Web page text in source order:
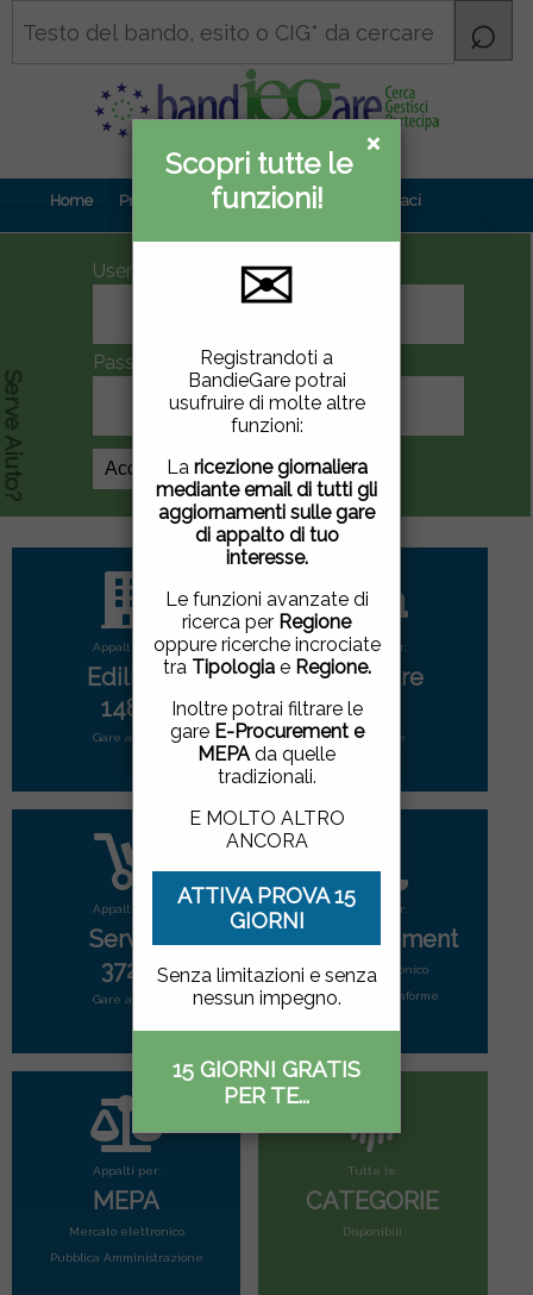
×
Informativa
privacy
Questo sito utilizza
cookie di terze parti per
migliorare la tua
esperienza di utilizzo. Se
vuoi saperne di più
qui .
Chiudendo questa
finestra, scorrendo questa
pagina, cliccando su un
link o proseguendo la
navigazione in altra
maniera, acconsenti
all'uso dei cookie.
ACCETTO |NON
ACCETTO
×
Scopri tutte le
funzioni!
✉
Registrandoti a
BandieGare potrai
usufruire di molte altre
funzioni:
La ricezione giornaliera
mediante email di tutti gli
aggiornamenti sulle gare
di appalto di tuo
interesse.
Le funzioni avanzate di
ricerca per Regione
oppure ricerche incrociate
tra Tipologiae Regione.
Inoltre potrai filtrare le
gare E-Procurement e
MEPAda quelle
tradizionali.
E MOLTO ALTRO
ANCORA
ATTIVA PROVA 15
GIORNI
Senza limitazioni e senza
nessun impegno.
15 GIORNI GRATIS
PER TE...
Home Prova gratuita Contenuti Contattaci
UserID
Password
Crea Account
Serve Aiuto?
Appalti per:
Edilizia
1485
Gare attive
Appalti per:
Forniture
2787
Gare attive
Appalti per:
Servizi
3724
Gare attive
Appalti per:
E-Procurement
Mercato elettonico
di tutte le piattaforme
Appalti per:
MEPA
Mercato elettronico
Pubblica Amministrazione
Tutte le:
CATEGORIE
Disponibili